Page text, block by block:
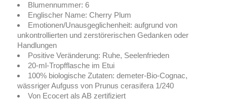
Blumennummer: 6
Englischer Name: Cherry Plum
Emotionen/Unausgeglichenheit: aufgrund von
unkontrollierten und zerstörerischen Gedanken oder
Handlungen
Positive Veränderung: Ruhe, Seelenfrieden
20-ml-Tropfflasche im Etui
100% biologische Zutaten: demeter-Bio-Cognac,
wässriger Aufguss von Prunus cerasifera 1/240
Von Ecocert als AB zertifiziert